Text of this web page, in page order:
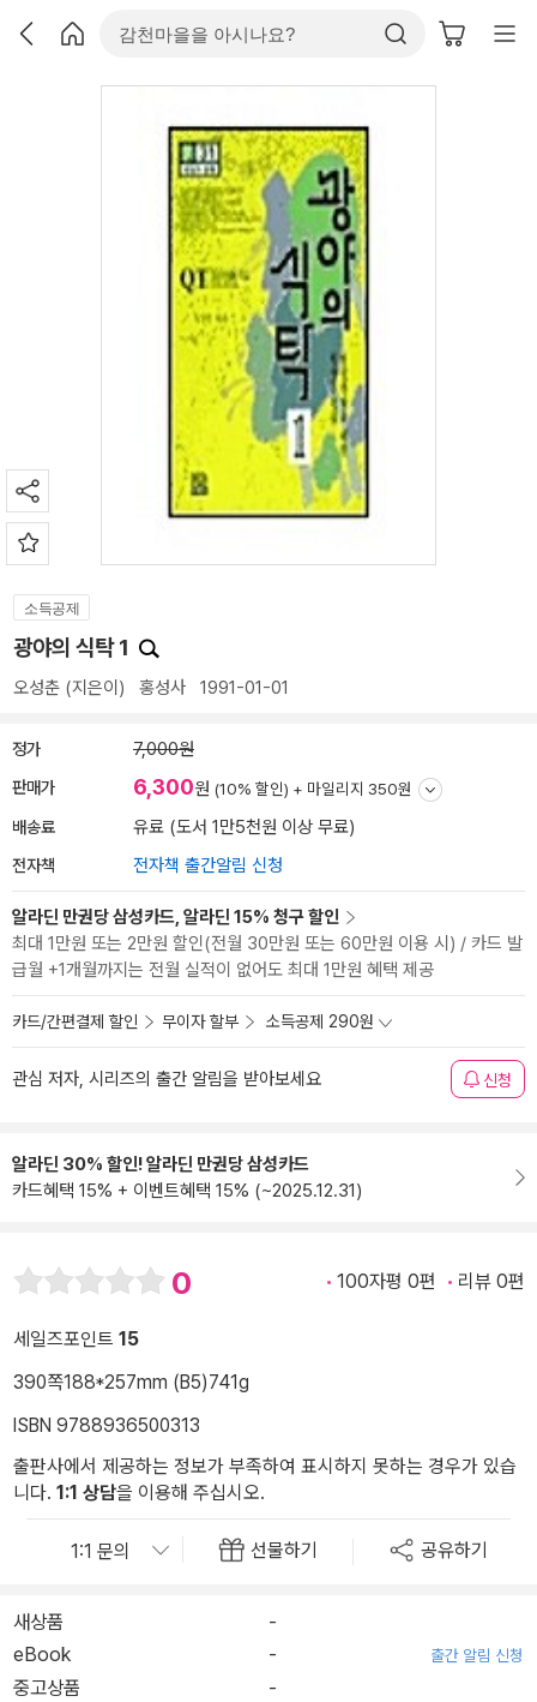
소득공제
광야의 식탁 1
오성춘 (지은이) 홍성사 1991-01-01
정가 7,000원
판매가 6,300원 (10% 할인) + 마일리지 350원
배송료 유료 (도서 1만5천원 이상 무료)
전자책 전자책 출간알림 신청
알라딘 만권당 삼성카드, 알라딘 15% 청구 할인
최대 1만원 또는 2만원 할인(전월 30만원 또는 60만원 이용 시) / 카드 발
급월 +1개월까지는 전월 실적이 없어도 최대 1만원 혜택 제공
카드/간편결제 할인 무이자 할부 소득공제 290원
관심 저자, 시리즈의 출간 알림을 받아보세요 신청
알라딘 30% 할인! 알라딘 만권당 삼성카드
카드혜택 15% + 이벤트혜택 15% (~2025.12.31)
0 100자평 0편 리뷰 0편
세일즈포인트 15
390쪽188*257mm (B5)741g
ISBN 9788936500313
출판사에서 제공하는 정보가 부족하여 표시하지 못하는 경우가 있습
니다. 1:1 상담을 이용해 주십시오.
선물하기 공유하기
새상품
-
eBook
- 출간 알림 신청
중고상품 -